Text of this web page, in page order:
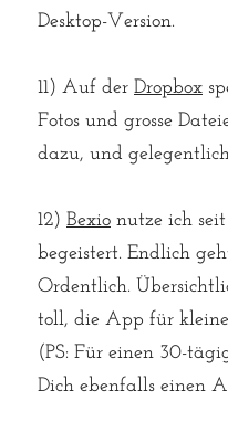
Desktop-Version.⁠⁠
11) Auf der Dropbox
Fotos und grosse
dazu, und
⁠⁠12) Bexio nutze ich
begeistert. Endlich
Ordentlich.
toll, die App für
(PS: Für einen 30-
Dich ebenfalls einen